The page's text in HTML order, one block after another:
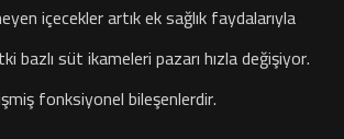
içecekler artık ek sağlık faydalarıyla
bazlı süt ikameleri pazarı hızla değişiyor.
fonksiyonel bileşenlerdir.